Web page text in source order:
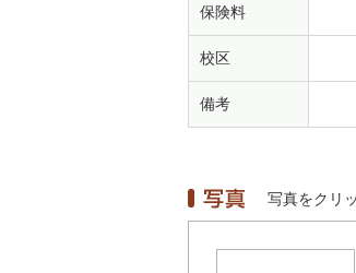
保険料
校区
備考
写真をクリ